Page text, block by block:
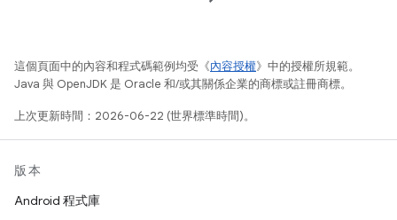
這個頁面中的內容和程式碼範例均受《內容授權》中的授權所規範。
Java 與 OpenJDK 是 Oracle 和/或其關係企業的商標或註冊商標。
上次更新時間：2026-06-22 (世界標準時間)。
版本
Android 程式庫